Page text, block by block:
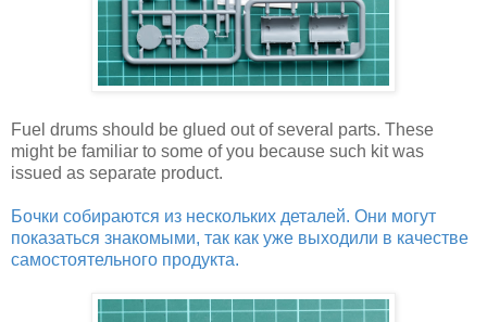
Fuel drums should be glued out of several parts. These
might be familiar to some of you because such kit was
issued as separate product.
Бочки собираются из нескольких деталей. Они могут
показаться знакомыми, так как уже выходили в качестве
самостоятельного продукта.